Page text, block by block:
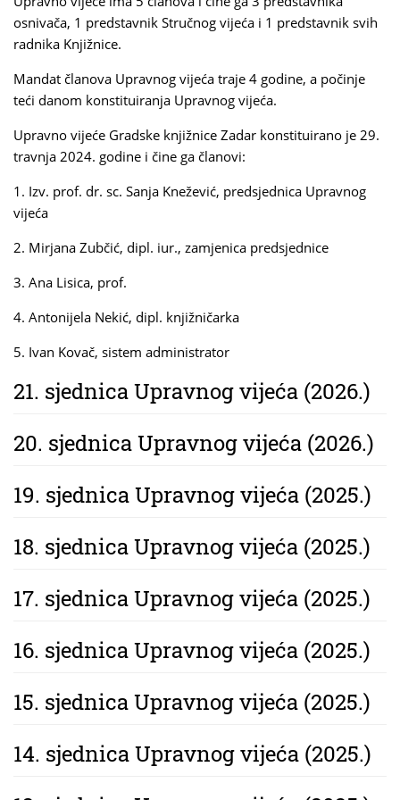
osnivača, 1 predstavnik Stručnog vijeća i 1 predstavnik svih
radnika Knjižnice.
Mandat članova Upravnog vijeća traje 4 godine, a počinje
teći danom konstituiranja Upravnog vijeća.
Upravno vijeće Gradske knjižnice Zadar konstituirano je 29.
travnja 2024. godine i čine ga članovi:
1. Izv. prof. dr. sc. Sanja Knežević, predsjednica Upravnog
vijeća
2. Mirjana Zubčić, dipl. iur., zamjenica predsjednice
3. Ana Lisica, prof.
4. Antonijela Nekić, dipl. knjižničarka
5. Ivan Kovač, sistem administrator
21. sjednica Upravnog vijeća (2026.)
20. sjednica Upravnog vijeća (2026.)
19. sjednica Upravnog vijeća (2025.)
18. sjednica Upravnog vijeća (2025.)
17. sjednica Upravnog vijeća (2025.)
16. sjednica Upravnog vijeća (2025.)
15. sjednica Upravnog vijeća (2025.)
14. sjednica Upravnog vijeća (2025.)